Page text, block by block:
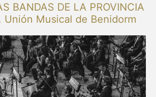
BANDAS DE LA PROVINCIA
Unión Musical de Benidorm